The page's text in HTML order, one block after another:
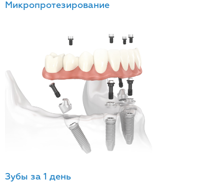
Микропротезирование
Зубы за 1 день